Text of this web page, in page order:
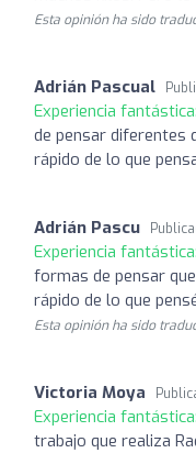
Esta opinión ha sido
Adrián Pascual
Experiencia fantástica:
de pensar diferentes
rápido de lo que
Adrián Pascu
Experiencia fantástica:
formas de pensar
rápido de lo que
Esta opinión ha sido
Victoria Moya
Experiencia fantástica:
trabajo que realiza